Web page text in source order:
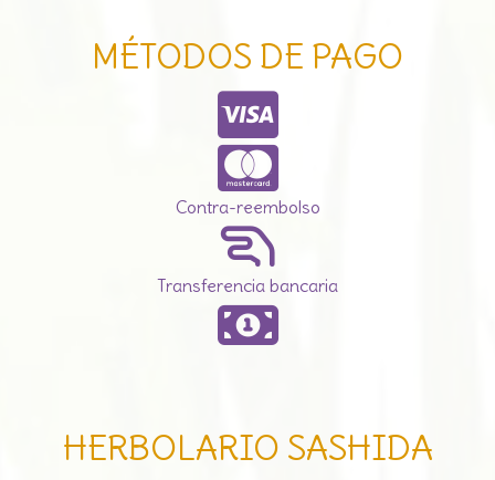
MÉTODOS DE PAGO
Contra-reembolso
Transferencia bancaria
HERBOLARIO SASHIDA